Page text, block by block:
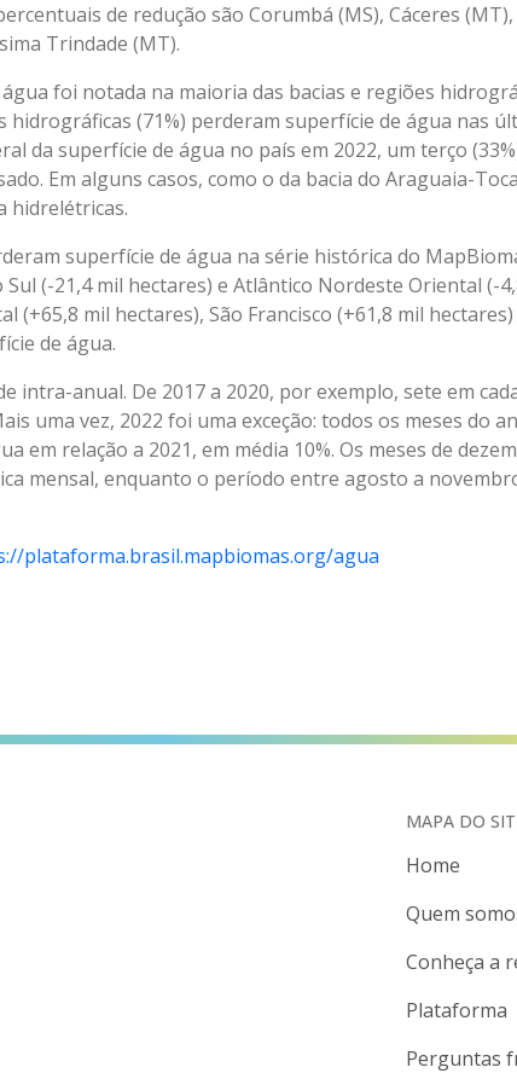
de redução são Corumbá (MS), Cáceres
Trindade (MT).
foi notada na maioria das bacias e regiões
hidrográficas (71%) perderam superfície de água nas
da superfície de água no país em 2022, um terço
Em alguns casos, como o da bacia do Araguaia-
hidrelétricas.
superfície de água na série histórica do
(-21,4 mil hectares) e Atlântico Nordeste Oriental (-
(+65,8 mil hectares), São Francisco (+61,8 mil
de água.
intra-anual. De 2017 a 2020, por exemplo, sete em
uma vez, 2022 foi uma exceção: todos os meses do
em relação a 2021, em média 10%. Os meses de
mensal, enquanto o período entre agosto a
plataforma.brasil.mapbiomas.org/agua
MAPA DO
Home
Quem
Conheça a
Plataforma
Perguntas